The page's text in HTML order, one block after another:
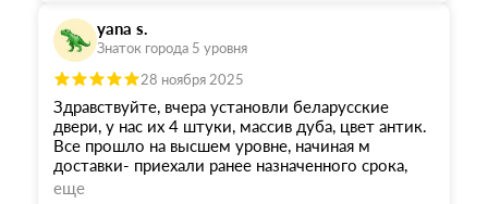
yana s.
Знаток города 5 уровня
28 ноября 2025
Здравствуйте, вчера установли беларусские
двери, у нас их 4 штуки, массив дуба, цвет антик.
Все прошло на высшем уровне, начиная м
доставки- приехали ранее назначенного срока,
полная комплектация, доставка в квартиру.
еще